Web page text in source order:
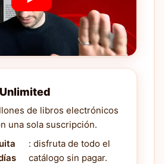
de libros electrónicos
una sola suscripción.
: disfruta de todo el
catálogo sin pagar.